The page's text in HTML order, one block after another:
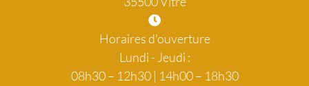
Horaires d'ouverture
Lundi - Jeudi :
08h30 – 12h30 | 14h00 – 18h30